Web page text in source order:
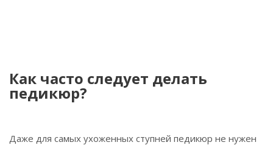
Как часто следует делать
педикюр?
Даже для самых ухоженных ступней педикюр не нужен